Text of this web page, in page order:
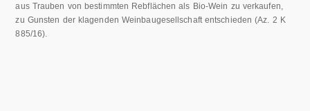
aus Trauben von bestimmten Rebflächen als Bio-Wein zu verkaufen,
zu Gunsten der klagenden Weinbaugesellschaft entschieden (Az. 2 K
885/16).